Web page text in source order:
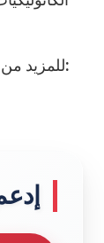
للمزيد من